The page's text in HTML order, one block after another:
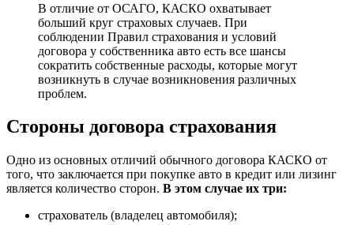
В отличие от ОСАГО, КАСКО охватывает
больший круг страховых случаев. При
соблюдении Правил страхования и условий
договора у собственника авто есть все шансы
сократить собственные расходы, которые могут
возникнуть в случае возникновения различных
проблем.
Стороны договора страхования
Одно из основных отличий обычного договора КАСКО от
того, что заключается при покупке авто в кредит или лизинг
является количество сторон. В этом случае их три:
страхователь (владелец автомобиля);